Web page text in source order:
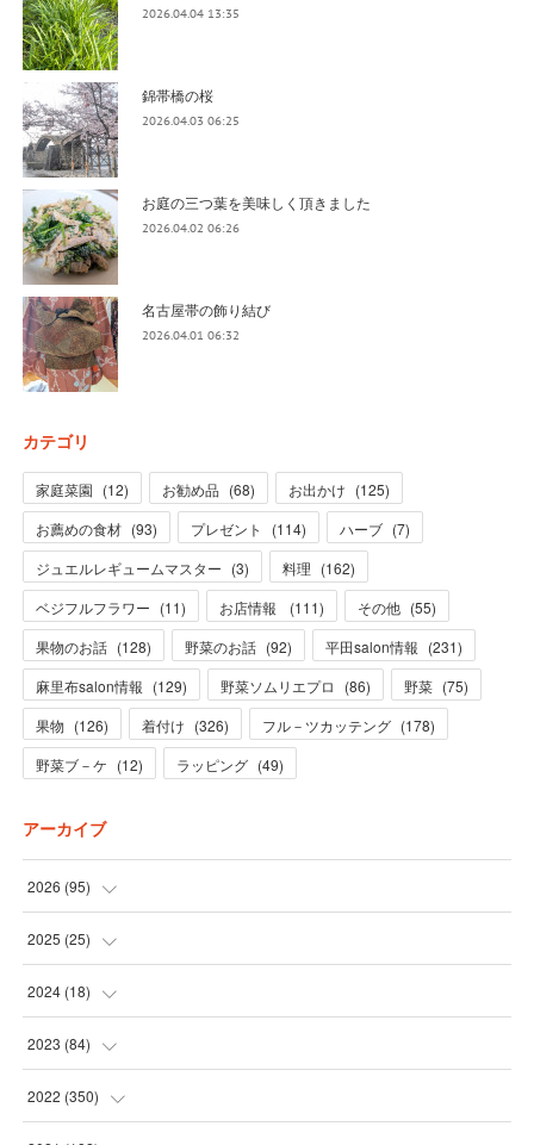
2026.04.04 13:35
錦帯橋の桜
2026.04.03 06:25
お庭の三つ葉を美味しく頂きました
2026.04.02 06:26
名古屋帯の飾り結び
2026.04.01 06:32
カテゴリ
家庭菜園 (12) お勧め品 (68) お出かけ (125)
お薦めの食材 (93) プレゼント (114) ハーブ (7)
ジュエルレギュームマスター (3) 料理 (162)
ベジフルフラワー (11) お店情報 (111) その他 (55)
果物のお話 (128) 野菜のお話 (92) 平田salon情報 (231)
麻里布salon情報 (129) 野菜ソムリエプロ (86) 野菜 (75)
果物 (126) 着付け (326) フル－ツカッテング (178)
野菜ブ－ケ (12) ラッピング (49)
アーカイブ
2026 (95)
(5
(31 )
(28 )
(31
2025 (25)
(3
(19 )
(1)
(1)
2024(18)
(1
(12
2023 (84)
(1)
2022 (350)